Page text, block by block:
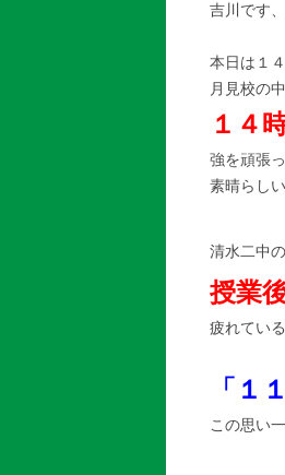
吉川です
本日は１
月見校の
１４
強を頑張
素晴らしい
清水二中
授業
疲れてい
「１
この思い